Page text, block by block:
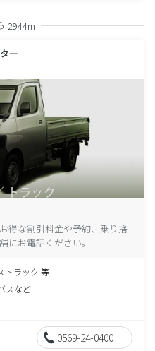
2944m
ー
得な割引料金や予約、乗り捨
にお電話ください。
トラック 等
スなど
0569-24-0400